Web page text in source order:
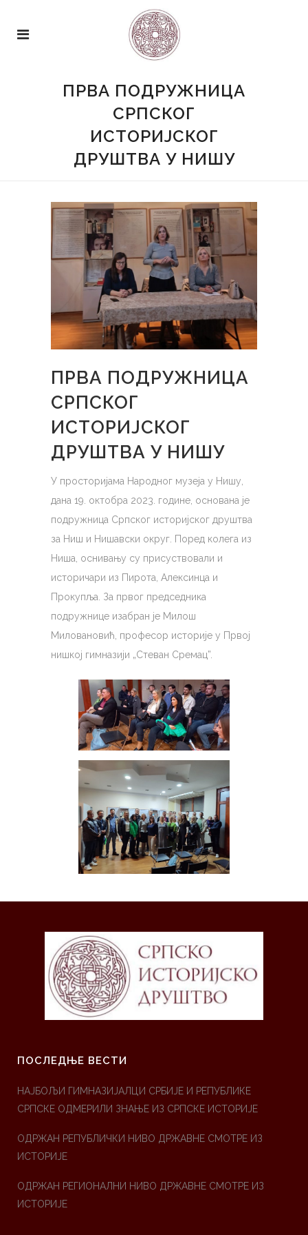
ПРВА ПОДРУЖНИЦА
СРПСКОГ
ИСТОРИЈСКОГ
ДРУШТВА У НИШУ
ПРВА ПОДРУЖНИЦА
СРПСКОГ
ИСТОРИЈСКОГ
ДРУШТВА У НИШУ
У просторијама Народног музеја у Нишу,
дана 19. октобра 2023. године, основана је
подружница Српског историјског друштва
за Ниш и Нишавски округ. Поред колега из
Ниша, оснивању су присуствовали и
историчари из Пирота, Алексинца и
Прокупља. За првог председника
подружнице изабран је Милош
Миловановић, професор историје у Првој
нишкој гимназији „Стеван Сремац”.
ПОСЛЕДЊЕ ВЕСТИ
НАЈБОЉИ ГИМНАЗИЈАЛЦИ СРБИЈЕ И РЕПУБЛИКЕ
СРПСКЕ ОДМЕРИЛИ ЗНАЊЕ ИЗ СРПСКЕ ИСТОРИЈЕ
ОДРЖАН РЕПУБЛИЧКИ НИВО ДРЖАВНЕ СМОТРЕ ИЗ
ИСТОРИЈЕ
ОДРЖАН РЕГИОНАЛНИ НИВО ДРЖАВНЕ СМОТРЕ ИЗ
ИСТОРИЈЕ